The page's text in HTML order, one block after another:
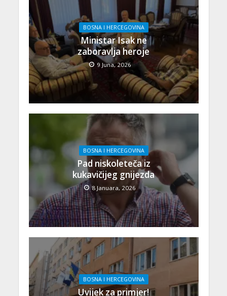
BOSNA I HERCEGOVINA
Ministar Isak ne
zaboravlja heroje
9 Juna, 2026
BOSNA I HERCEGOVINA
Pad niskoleteča iz
kukavičijeg gnijezda
8 Januara, 2026
BOSNA I HERCEGOVINA
Uvijek za primjer!